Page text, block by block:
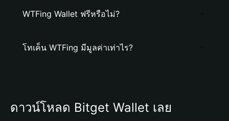
WTFing Wallet ฟรีหรือไม่?
โทเค็น WTFing มีมูลค่าเท่าไร?
ดาวน์โหลด Bitget Wallet เลย